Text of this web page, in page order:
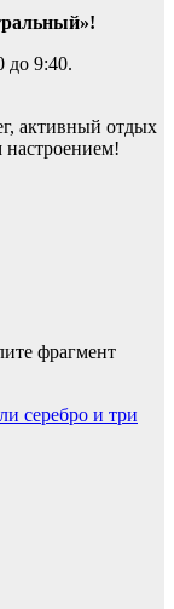
до 9:40.
активный отдых
настроением!
фрагмент
серебро и три